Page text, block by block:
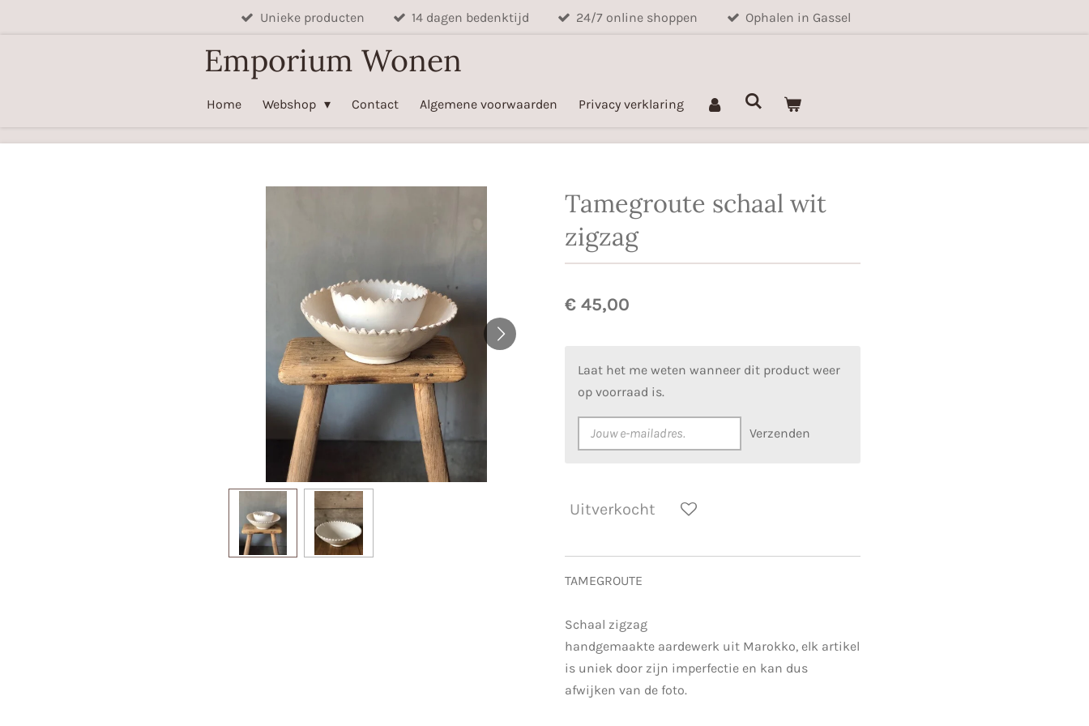
Unieke producten 14 dagen bedenktijd 24/7 online shoppen Ophalen in Gassel
Emporium Wonen
Home Webshop Contact Algemene voorwaarden Privacy verklaring
Tamegroute schaal wit
zigzag
€ 45,00
Laat het me weten wanneer dit product weer
op voorraad is.
Verzenden
Uitverkocht
TAMEGROUTE
Schaal zigzag
handgemaakte aardewerk uit Marokko, elk artikel
is uniek door zijn imperfectie en kan dus
afwijken van de foto.